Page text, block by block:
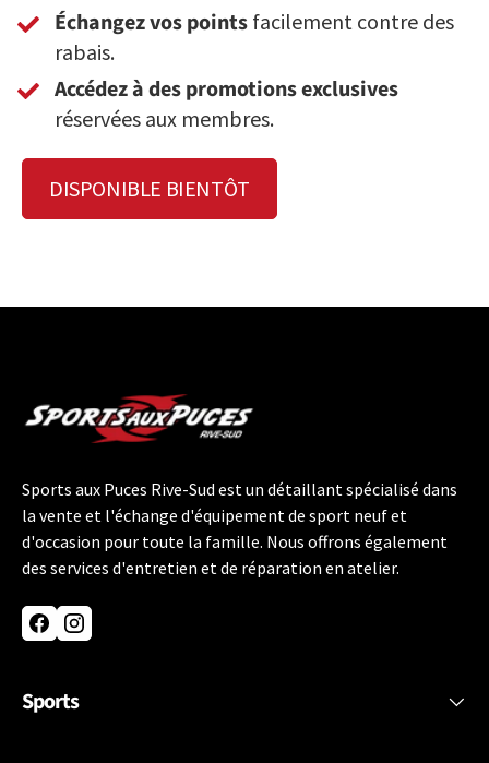
Échangez vos points facilement contre des
rabais.
Accédez à des promotions exclusives
réservées aux membres.
DISPONIBLE BIENTÔT
Sports aux Puces Rive-Sud est un détaillant spécialisé dans
la vente et l'échange d'équipement de sport neuf et
d'occasion pour toute la famille. Nous offrons également
des services d'entretien et de réparation en atelier.
FacebookInstagram
Sports